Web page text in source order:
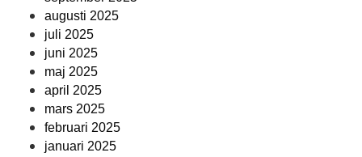
augusti 2025
juli 2025
juni 2025
maj 2025
april 2025
mars 2025
februari 2025
januari 2025